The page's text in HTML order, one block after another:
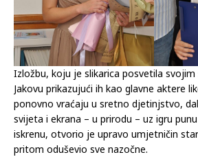
Izložbu, koju je slikarica posvetila
Jakovu prikazujući ih kao glavne aktere
ponovno vraćaju u sretno djetinjstvo,
svijeta i ekrana – u prirodu – uz igru
iskrenu, otvorio je upravo umjetničin
pritom oduševio sve nazočne.